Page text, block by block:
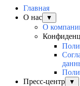
Главная
О нас
▼
О
Пресс-центр
▼